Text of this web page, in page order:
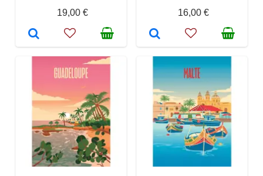
19,00 €
16,00 €